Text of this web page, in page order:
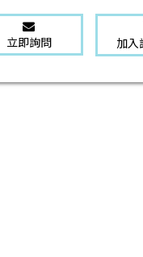
立即詢問 加入